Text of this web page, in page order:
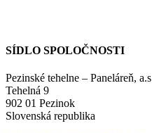
SÍDLO SPOLOČNOSTI
Pezinské tehelne – Paneláreň, a.s
Tehelná 9
902 01 Pezinok
Slovenská republika